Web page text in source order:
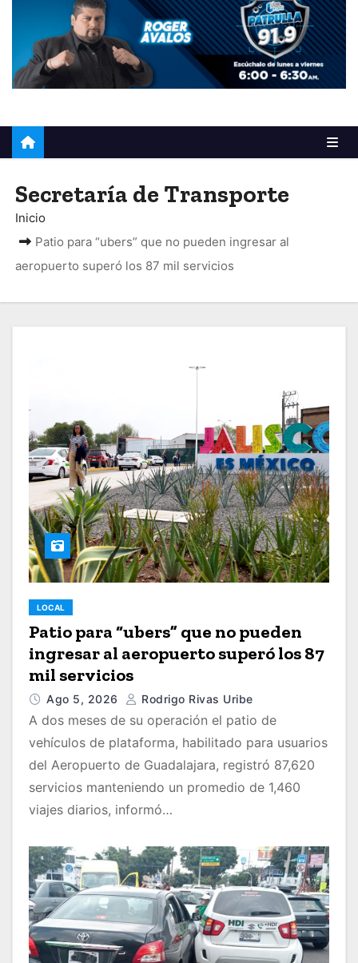
Secretaría de Transporte
Inicio
Patio para “ubers” que no pueden ingresar al
aeropuerto superó los 87 mil servicios
LOCAL
Patio para “ubers” que no pueden
ingresar al aeropuerto superó los 87
mil servicios
Ago 5, 2026 Rodrigo Rivas Uribe
A dos meses de su operación el patio de
vehículos de plataforma, habilitado para usuarios
del Aeropuerto de Guadalajara, registró 87,620
servicios manteniendo un promedio de 1,460
viajes diarios, informó…